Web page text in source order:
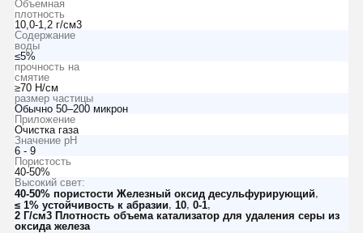
Объемная
плотность
10,0-1,2 г/см3
Содержание
воды
≤5%
прочность на
смятие
≥70 Н/см
размер частицы
Обычно 50–200 микрон
Приложение
Очистка газа
Значение pH
6 - 9
Пористость
40-50%
Высокий свет:
40-50% пористости Железный оксид десульфурирующий
≤ 1% устойчивость к абразии 10, 0-1
2 Г/см3 Плотность объема катализатор для удаления серы из
оксида железа